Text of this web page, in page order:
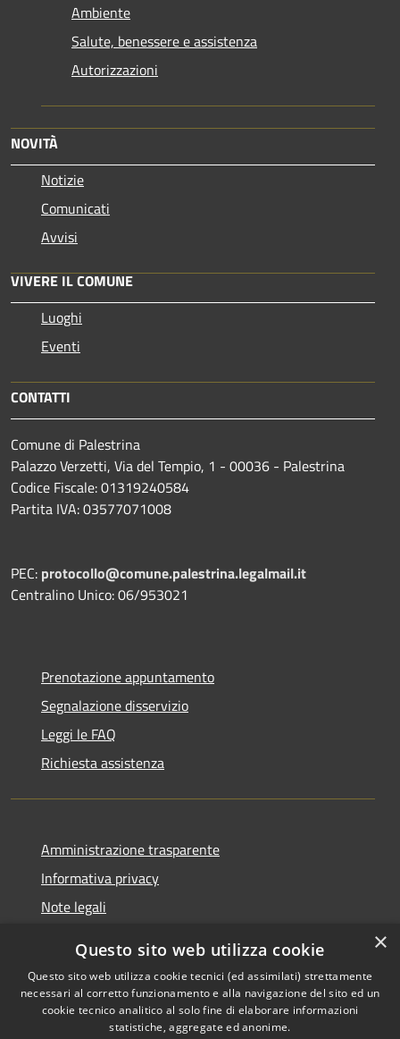
Ambiente
Salute, benessere e assistenza
Autorizzazioni
NOVITÀ
Notizie
Comunicati
Avvisi
VIVERE IL COMUNE
Luoghi
Eventi
CONTATTI
Comune di Palestrina
Palazzo Verzetti, Via del Tempio, 1 - 00036 - Palestrina
Codice Fiscale: 01319240584
Partita IVA: 03577071008
PEC: protocollo@comune.palestrina.legalmail.it
Centralino Unico: 06/953021
Prenotazione appuntamento
Segnalazione disservizio
Leggi le FAQ
Richiesta assistenza
Amministrazione trasparente
Informativa privacy
Note legali
Copyright © 2026 • Comune di
×
Questo sito web utilizza cookie
Questo sito web utilizza cookie tecnici (ed assimilati) strettamente
necessari al corretto funzionamento e alla navigazione del sito ed un
cookie tecnico analitico al solo fine di elaborare informazioni
statistiche, aggregate ed anonime.